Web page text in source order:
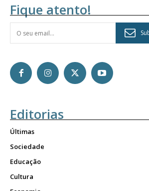
Fique atento!
Editorias
Últimas
Sociedade
Educação
Cultura